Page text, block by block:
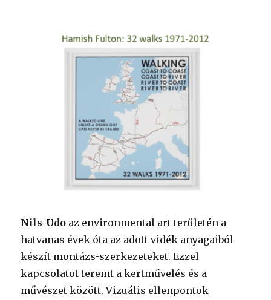
Nils-Udo az environmental art területén a
hatvanas évek óta az adott vidék anyagaiból
készít montázs-szerkezeteket. Ezzel
kapcsolatot teremt a kertművelés és a
művészet között. Vizuális ellenpontok